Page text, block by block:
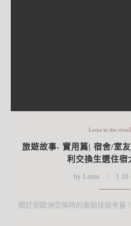
Lotus in the river
旅遊故事- 實用篇| 宿舍/室
利交換生選住宿
by Lotus 1 10
關於到歐洲交換時的重點住宿考量！